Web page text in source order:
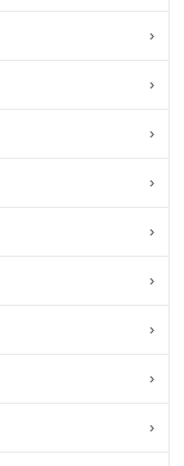
›
›
›
›
›
›
›
›
›